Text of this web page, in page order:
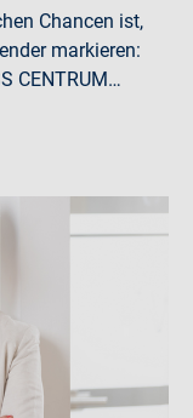
Chancen ist,
markieren:
CENTRUM…